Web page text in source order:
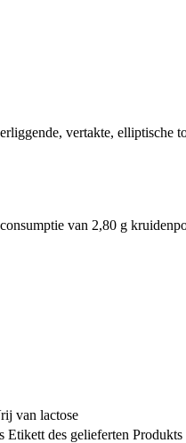
vertakte, elliptische
van 2,80 g
van lactose
des gelieferten